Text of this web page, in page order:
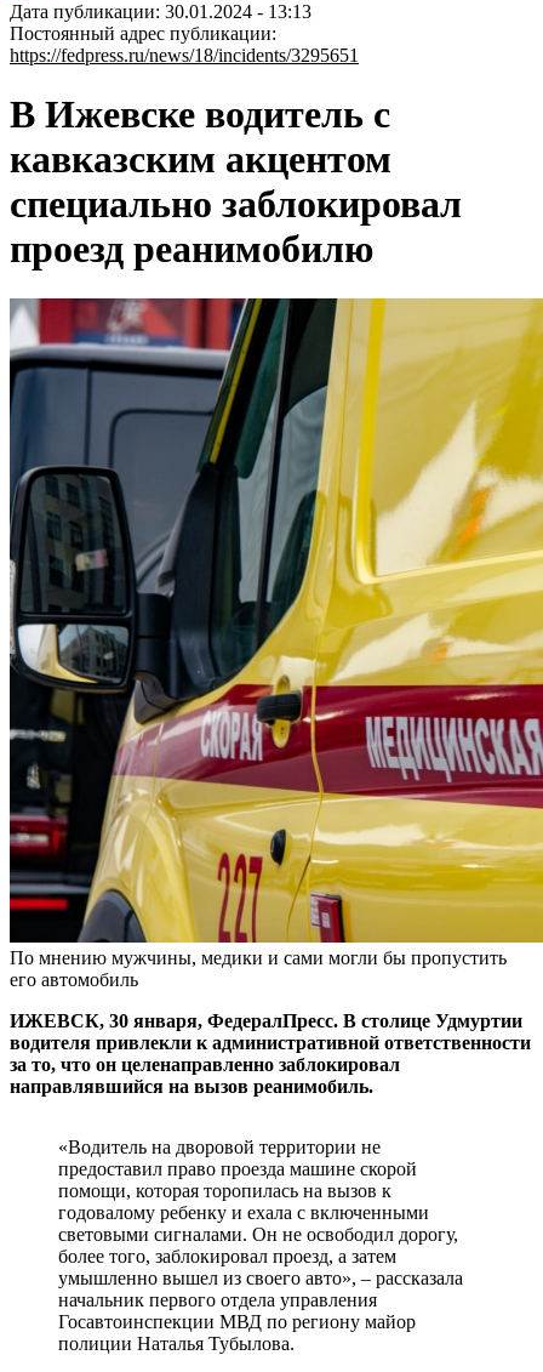
Дата публикации: 30.01.2024 - 13:13
Постоянный адрес публикации:
https://fedpress.ru/news/18/incidents/3295651
В Ижевске водитель с
кавказским акцентом
специально заблокировал
проезд реанимобилю
По мнению мужчины, медики и сами могли бы пропустить
его автомобиль
ИЖЕВСК, 30 января, ФедералПресс. В столице Удмуртии
водителя привлекли к административной ответственности
за то, что он целенаправленно заблокировал
направлявшийся на вызов реанимобиль.
«Водитель на дворовой территории не
предоставил право проезда машине скорой
помощи, которая торопилась на вызов к
годовалому ребенку и ехала с включенными
световыми сигналами. Он не освободил дорогу,
более того, заблокировал проезд, а затем
умышленно вышел из своего авто», – рассказала
начальник первого отдела управления
Госавтоинспекции МВД по региону майор
полиции Наталья Тубылова.